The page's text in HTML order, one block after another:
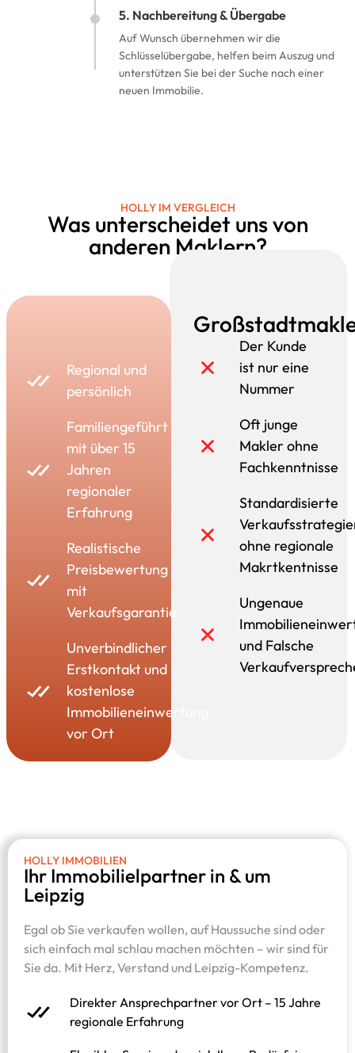
5. Nachbereitung & Übergabe
Auf Wunsch übernehmen wir die
Schlüsselübergabe, helfen beim Auszug und
unterstützen Sie bei der Suche nach einer
neuen Immobilie.
HOLLY IM VERGLEICH
Was unterscheidet uns von
anderen Maklern?
Regional und
persönlich
Familiengeführt
mit über 15
Jahren
regionaler
Erfahrung
Realistische
Preisbewertung
mit
Verkaufsgarantie
Unverbindlicher
Erstkontakt und
kostenlose
Immobilieneinwertung
vor Ort
Der Kunde
ist nur eine
Nummer
Oft junge
Makler ohne
Fachkenntnisse
Standardisierte
ohne regionale
Makrtkentnisse
Ungenaue
und Falsche
HOLLY IMMOBILIEN
Ihr Immobilielpartner in & um
Leipzig
Egal ob Sie verkaufen wollen, auf Haussuche sind oder
sich einfach mal schlau machen möchten – wir sind für
Sie da. Mit Herz, Verstand und Leipzig-Kompetenz.
Direkter Ansprechpartner vor Ort – 15 Jahre
regionale Erfahrung